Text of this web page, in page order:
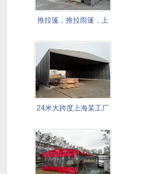
推拉篷，推拉雨篷，上
24米大跨度上海某工厂